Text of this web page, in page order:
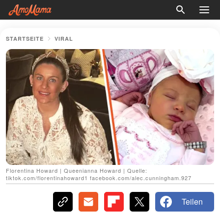
STARTSEITE VIRAL
Florentina Howard | Queenianna Howard | Quelle:
tiktok.com/florentinahoward1 facebook.com/alec.cunningham.927
Teilen